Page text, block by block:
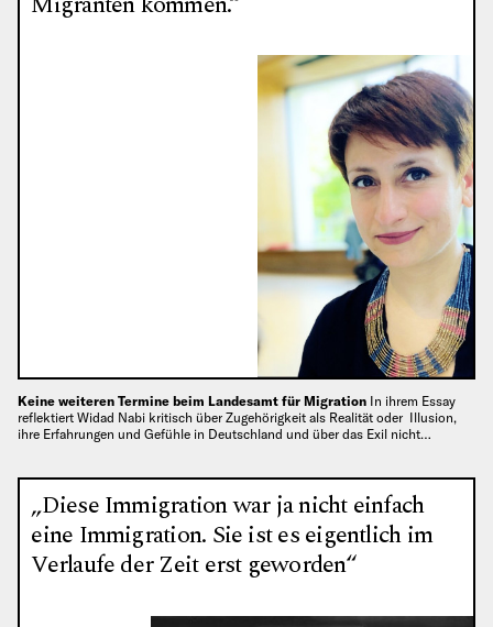
Keine weiteren Termine beim Landesamt für Migration In ihrem Essay
reflektiert Widad Nabi kritisch über Zugehörigkeit als Realität oder Illusion,
ihre Erfahrungen und Gefühle in Deutschland und über das Exil nicht…
„Diese Immigration war ja nicht einfach
eine Immigration. Sie ist es eigentlich im
Verlaufe der Zeit erst geworden“